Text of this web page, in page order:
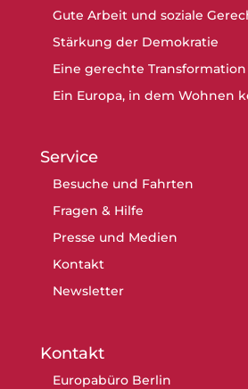
Gute Arbeit und soziale
Stärkung der Demokratie
Eine gerechte Transformation
Ein Europa, in dem Wohnen
Service
Besuche und Fahrten
Fragen & Hilfe
Presse und Medien
Kontakt
Newsletter
Kontakt
Europabüro Berlin